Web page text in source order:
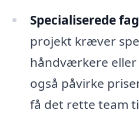
Specialiserede
projekt kræver
håndværkere eller
også påvirke
få det rette team